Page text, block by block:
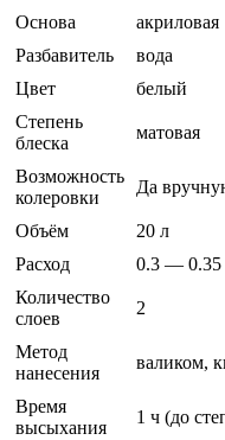
Основа
акриловая
Разбавитель
вода
Цвет
белый
Степень
блеска
матовая
Возможность
колеровки
Да
Объём
20 л
Расход
0.3 — 0.35
Количество
слоев
2
Метод
нанесения
валиком,
Время
высыхания
1 ч (до